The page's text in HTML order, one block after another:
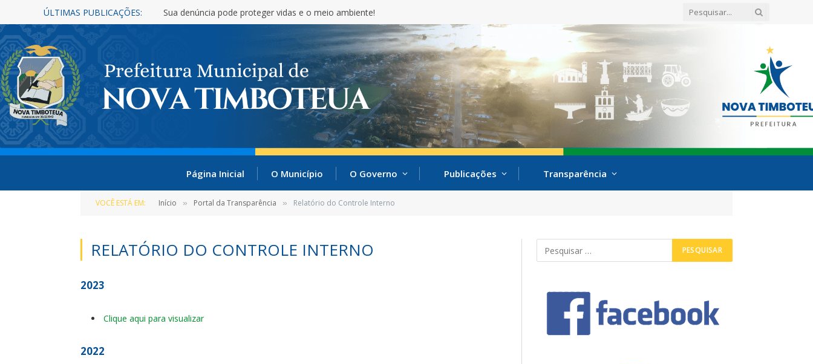
ÚLTIMAS PUBLICAÇÕES: Sua denúncia pode proteger vidas e o meio ambiente!
Página Inicial O Município O Governo Publicações Transparência
VOCÊ ESTÁ EM: Início » Portal da Transparência » Relatório do Controle Interno
RELATÓRIO DO CONTROLE INTERNO
2023
Clique aqui para visualizar
2022